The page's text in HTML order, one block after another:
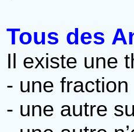
Tous des
Il existe une
- une
- une autre